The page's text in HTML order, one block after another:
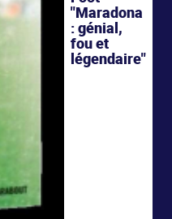
"Maradona
: génial,
fou et
légendaire"